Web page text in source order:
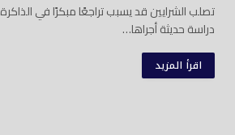
تصلب الشرايين قد يسبب تراجعًا مبكرًا في
دراسة حديثة أجراها…
اقرأ المزيد